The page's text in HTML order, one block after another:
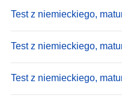
Test z niemieckiego,
Test z niemieckiego,
Test z niemieckiego,